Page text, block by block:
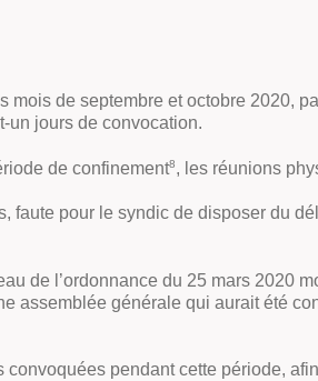
de septembre et octobre 2020,
un jours de convocation.
de confinement8, les réunions
pour le syndic de disposer du
de l’ordonnance du 25 mars 2020
assemblée générale qui aurait été
pendant cette période,